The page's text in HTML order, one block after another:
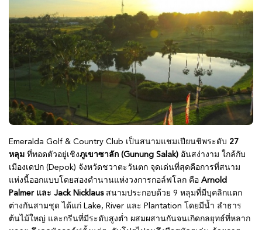
Emeralda Golf & Country Club เป็นสนามแชมเปียนชิพระดับ 27
หลุม ที่ทอดตัวอยู่เชิงภูเขาซาลัก (Gunung Salak) อันสง่างาม ใกล้กับ
เมืองเดปก (Depok) จังหวัดชวาตะวันตก จุดเด่นที่สุดคือการที่สนาม
แห่งนี้ออกแบบโดยสองตำนานแห่งวงการกอล์ฟโลก คือ Arnold
Palmer และ Jack Nicklausสนามประกอบด้วย 9 หลุมที่มีบุคลิกแตก
ต่างกันสามชุด ได้แก่ Lake, River และ Plantation โดยมีน้ำ ลำธาร
ต้นไม้ใหญ่ และกรีนที่มีระดับสูงต่ำ ผสมผสานกันจนเกิดกลยุทธ์ที่หลาก